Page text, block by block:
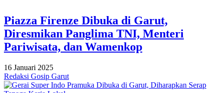
Piazza Firenze Dibuka di Garut,
Diresmikan Panglima TNI, Menteri
Pariwisata, dan Wamenkop
16 Januari 2025
Redaksi Gosip Garut